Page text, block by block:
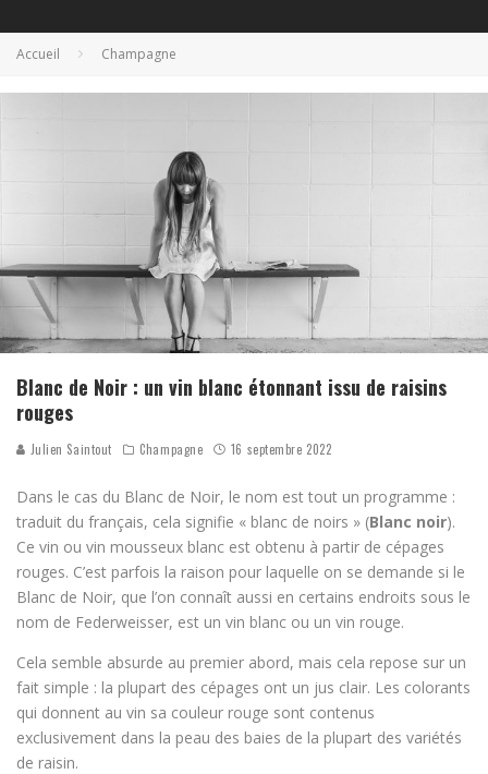
Accueil Champagne
Blanc de Noir : un vin blanc étonnant issu de raisins
rouges
Julien Saintout Champagne 16 septembre 2022
Dans le cas du Blanc de Noir, le nom est tout un programme :
traduit du français, cela signifie « blanc de noirs » (Blanc noir).
Ce vin ou vin mousseux blanc est obtenu à partir de cépages
rouges. C’est parfois la raison pour laquelle on se demande si le
Blanc de Noir, que l’on connaît aussi en certains endroits sous le
nom de Federweisser, est un vin blanc ou un vin rouge.
Cela semble absurde au premier abord, mais cela repose sur un
fait simple : la plupart des cépages ont un jus clair. Les colorants
qui donnent au vin sa couleur rouge sont contenus
exclusivement dans la peau des baies de la plupart des variétés
de raisin.